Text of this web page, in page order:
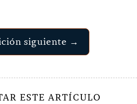
siguiente →
ESTE ARTÍCULO